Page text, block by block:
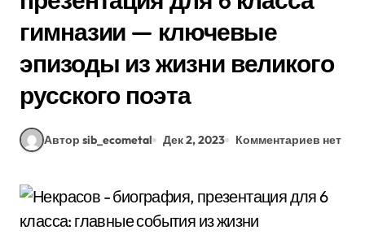
гимназии — ключевые
эпизоды из жизни великого
русского поэта
Автор sib_ecometal Дек 2, 2023 Комментариев нет